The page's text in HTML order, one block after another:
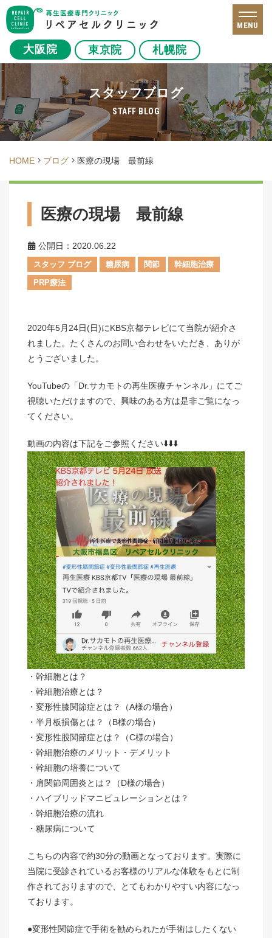
大阪院 東京院 札幌院
MENU
スタッフブログ
STAFF BLOG
HOME ブログ 医療の現場 最前線
医療の現場 最前線
公開日：2020.06.22
スタッフ ブログ 糖尿病 関節
幹細胞治療
PRP療法
2020年5月24日(日)にKBS京都テレビにて当院が紹介さ
れました。たくさんのお問い合わせをいただき、ありが
とうございました。
YouTubeの「Dr.サカモトの再生医療チャンネル」にてご
視聴いただけますので、興味のある方は是非ご覧になっ
てください。
動画の内容は下記をご参照ください⬇️⬇️⬇️
・幹細胞とは？
・幹細胞治療とは？
・変形性膝関節症とは？（A様の場合）
・半月板損傷とは？（B様の場合）
・変形性股関節症とは？（C様の場合）
・幹細胞治療のメリット・デメリット
・幹細胞の培養について
・肩関節周囲炎とは？（D様の場合）
・ハイブリッドマニピュレーションとは？
・幹細胞治療の流れ
・糖尿病について
こちらの内容で約30分の動画となっております。実際に
当院に受診されているお客様のリアルな体験をもとに制
作されておりますので、とてもわかりやすい内容になっ
ております。
●変形性関節症で手術を勧められたが手術はしたくない